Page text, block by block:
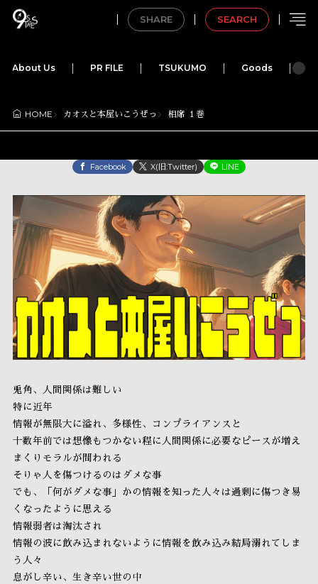
SHARE SEARCH
About Us PR FILE TSUKUMO Goods
HOME カオスと本屋いこうぜっ 相席 １巻
Facebook X(旧:Twitter) LINE
兎角、人間関係は難しい
特に近年
情報が無限大に溢れ、多様性、コンプライアンスと
十数年前では想像もつかない程に人間関係に必要なピースが増え
まくりモラルが問われる
そりゃ人を傷つけるのはダメな事
でも、「何がダメな事」かの情報を知った人々は過剰に傷つき易
くなったように思える
情報弱者は淘汰され
情報の波に飲み込まれないように情報を飲み込み結局溺れてしま
う人々
息がし辛い、生き辛い世の中